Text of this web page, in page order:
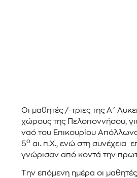
Οι μαθητές /-τριες της Α΄
χώρους της Πελοποννήσου,
ναό του Επικουρίου
5ο αι. π.Χ., ενώ στη συνέχεια
γνώρισαν από κοντά την
Την επόμενη ημέρα οι